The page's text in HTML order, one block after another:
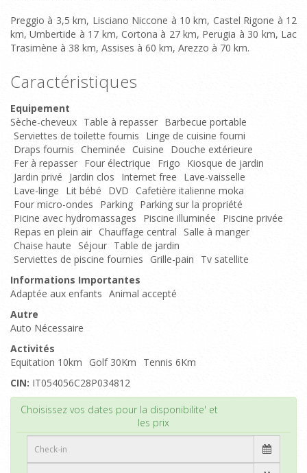
Preggio à 3,5 km, Lisciano Niccone à 10 km, Castel Rigone à 12
km, Umbertide à 17 km, Cortona à 27 km, Perugia à 30 km, Lac
Trasimène à 38 km, Assises à 60 km, Arezzo à 70 km.
Caractéristiques
Equipement
Sèche-cheveux Table à repasser Barbecue portable
Serviettes de toilette fournis
Linge de cuisine fourni
Draps fournis
Cheminée Cuisine
Douche extérieure
Fer à repasser Four électrique Frigo
Kiosque de jardin
Jardin privé
Jardin clos Internet free
Lave-vaisselle
Lave-linge
Lit bébé DVD Cafetière italienne moka
Four micro-ondes
Parking Parking sur la propriété
Picine avec hydromassages
Piscine illuminée
Piscine privée
Repas en plein air Chauffage central
Salle à manger
Chaise haute
Séjour Table de jardin
Serviettes de piscine fournies
Grille-pain
Tv satellite
Informations Importantes
Adaptée aux enfants Animal accepté
Autre
Auto Nécessaire
Activités
Equitation 10km
Golf 30Km
Tennis 6Km
CIN: IT054056C28P034812
Choisissez vos dates pour la disponibilite' et
les prix